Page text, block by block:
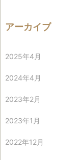
アーカイブ
2025年4月
2024年4月
2023年2月
2023年1月
2022年12月